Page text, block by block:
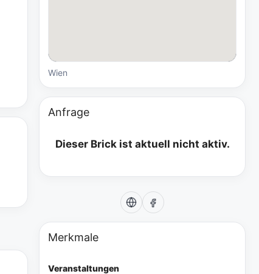
Wien
Anfrage
Dieser Brick ist aktuell nicht aktiv.
Merkmale
Veranstaltungen